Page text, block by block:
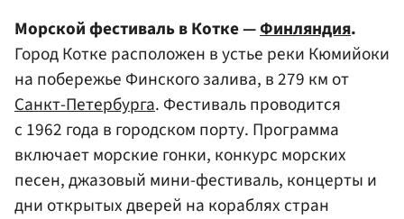
Морской фестиваль в Котке —Финляндия.
Город Котке расположен в устье реки Кюмийоки
на побережье Финского залива, в 279 км от
Санкт-Петербурга. Фестиваль проводится
с 1962 года в городском порту. Программа
включает морские гонки, конкурс морских
песен, джазовый мини-фестиваль, концерты и
дни открытых дверей на кораблях стран